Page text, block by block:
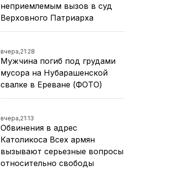
неприемлемым вызов в суд
Верховного Патриарха
вчера,21:28
Мужчина погиб под грудами
мусора на Нубарашенской
свалке в Ереване (ФОТО)
вчера,21:13
Обвинения в адрес
Католикоса Всех армян
вызывают серьезные вопросы
относительно свободы